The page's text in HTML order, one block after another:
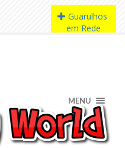
MENU